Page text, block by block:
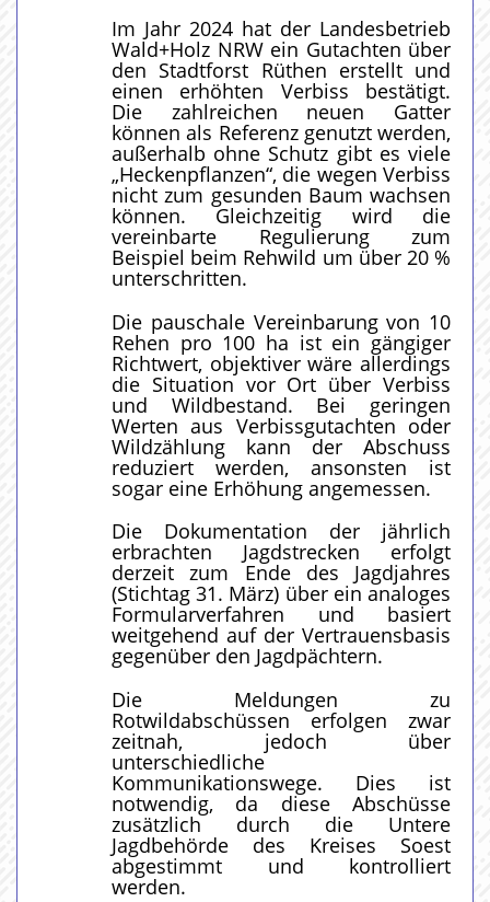
Im Jahr 2024 hat der Landesbetrieb
Wald+Holz NRW ein Gutachten über
den Stadtforst Rüthen erstellt und
einen erhöhten Verbiss bestätigt.
Die zahlreichen neuen Gatter
können als Referenz genutzt werden,
außerhalb ohne Schutz gibt es viele
„Heckenpflanzen“, die wegen Verbiss
nicht zum gesunden Baum wachsen
können. Gleichzeitig wird die
vereinbarte Regulierung zum
Beispiel beim Rehwild um über 20 %
unterschritten.
Die pauschale Vereinbarung von 10
Rehen pro 100 ha ist ein gängiger
Richtwert, objektiver wäre allerdings
die Situation vor Ort über Verbiss
und Wildbestand. Bei geringen
Werten aus Verbissgutachten oder
Wildzählung kann der Abschuss
reduziert werden, ansonsten ist
sogar eine Erhöhung angemessen.
Die Dokumentation der jährlich
erbrachten Jagdstrecken erfolgt
derzeit zum Ende des Jagdjahres
(Stichtag 31. März) über ein analoges
Formularverfahren und basiert
weitgehend auf der Vertrauensbasis
gegenüber den Jagdpächtern.
Die Meldungen zu
Rotwildabschüssen erfolgen zwar
zeitnah, jedoch über
unterschiedliche
Kommunikationswege. Dies ist
notwendig, da diese Abschüsse
zusätzlich durch die Untere
Jagdbehörde des Kreises Soest
abgestimmt und kontrolliert
werden.